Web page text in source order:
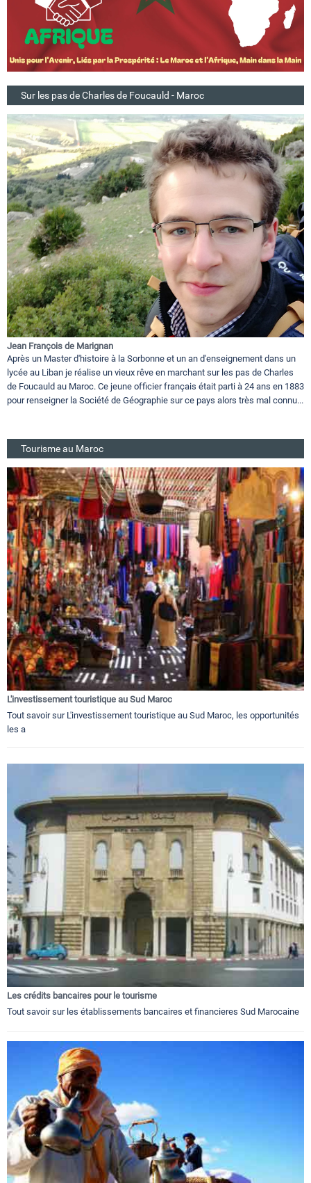
Sur les pas de Charles de Foucauld - Maroc
Jean François de Marignan
Après un Master d'histoire à la Sorbonne et un an d'enseignement dans un
lycée au Liban je réalise un vieux rêve en marchant sur les pas de Charles
de Foucauld au Maroc. Ce jeune officier français était parti à 24 ans en 1883
pour renseigner la Société de Géographie sur ce pays alors très mal connu...
Tourisme au Maroc
L'investissement touristique au Sud Maroc
Tout savoir sur L'investissement touristique au Sud Maroc, les opportunités
les a
Les crédits bancaires pour le tourisme
Tout savoir sur les établissements bancaires et financieres Sud Marocaine